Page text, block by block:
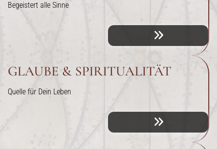
Begeistert alle Sinne
GLAUBE & SPIRITUALITÄT
Quelle für Dein Leben